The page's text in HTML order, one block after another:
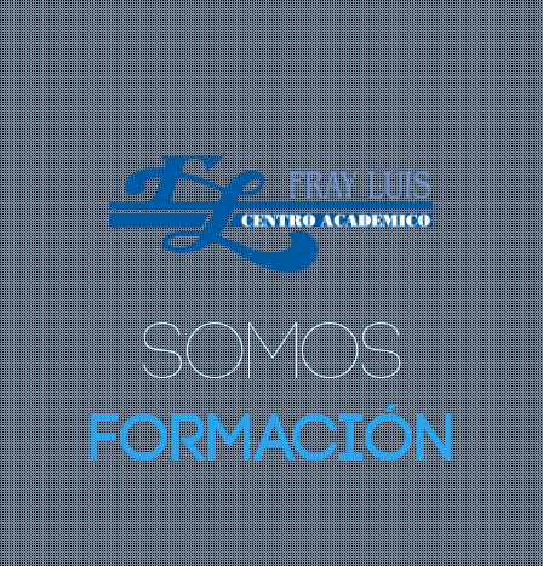
Fray Luis Centro
Somos
Formación